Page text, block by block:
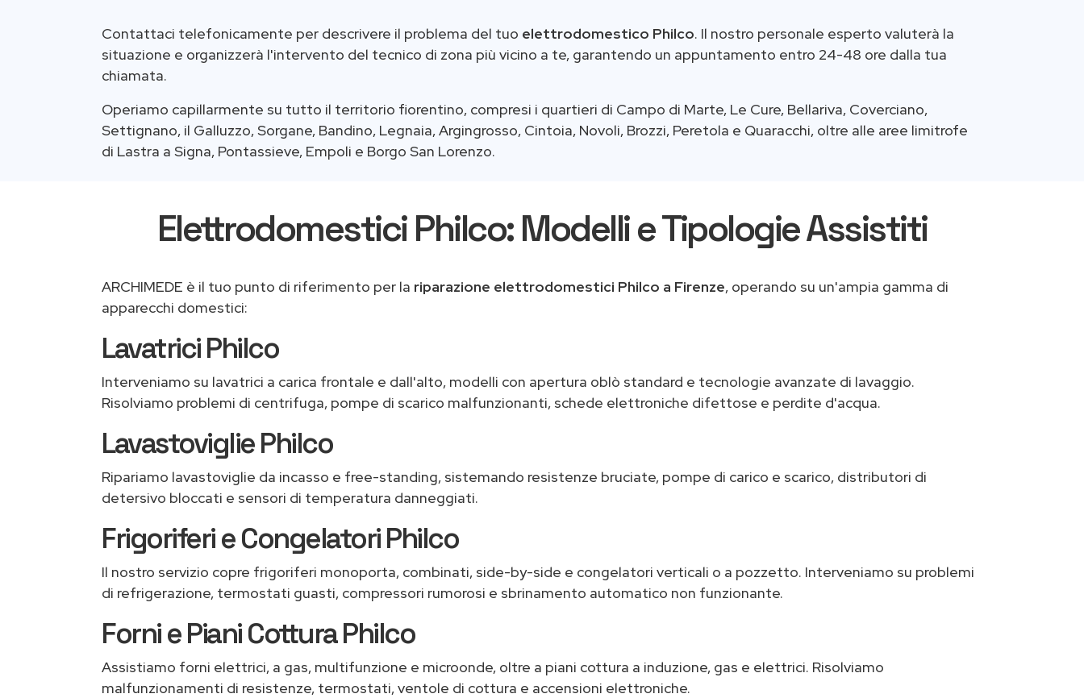
Contattaci telefonicamente per descrivere il problema del tuo elettrodomestico Philco. Il nostro personale esperto valuterà la
situazione e organizzerà l'intervento del tecnico di zona più vicino a te, garantendo un appuntamento entro 24-48 ore dalla tua
chiamata.
Operiamo capillarmente su tutto il territorio fiorentino, compresi i quartieri di Campo di Marte, Le Cure, Bellariva, Coverciano,
Settignano, il Galluzzo, Sorgane, Bandino, Legnaia, Argingrosso, Cintoia, Novoli, Brozzi, Peretola e Quaracchi, oltre alle aree limitrofe
di Lastra a Signa, Pontassieve, Empoli e Borgo San Lorenzo.
Elettrodomestici Philco: Modelli e Tipologie Assistiti
ARCHIMEDE è il tuo punto di riferimento per la riparazione elettrodomestici Philco a Firenze, operando su un'ampia gamma di
apparecchi domestici:
Lavatrici Philco
Interveniamo su lavatrici a carica frontale e dall'alto, modelli con apertura oblò standard e tecnologie avanzate di lavaggio.
Risolviamo problemi di centrifuga, pompe di scarico malfunzionanti, schede elettroniche difettose e perdite d'acqua.
Lavastoviglie Philco
Ripariamo lavastoviglie da incasso e free-standing, sistemando resistenze bruciate, pompe di carico e scarico, distributori di
detersivo bloccati e sensori di temperatura danneggiati.
Frigoriferi e Congelatori Philco
Il nostro servizio copre frigoriferi monoporta, combinati, side-by-side e congelatori verticali o a pozzetto. Interveniamo su problemi
di refrigerazione, termostati guasti, compressori rumorosi e sbrinamento automatico non funzionante.
Forni e Piani Cottura Philco
Assistiamo forni elettrici, a gas, multifunzione e microonde, oltre a piani cottura a induzione, gas e elettrici. Risolviamo
malfunzionamenti di resistenze, termostati, ventole di cottura e accensioni elettroniche.